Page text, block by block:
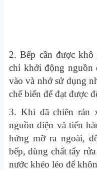
2. Bếp cần được
chỉ khởi động nguồn
vào và nhớ sử dụng
chế biến để đạt được
3. Khi đã chiên rán
nguồn điện và tiến
hứng mỡ ra ngoài,
bếp, dùng chất tẩy
nước khéo léo để